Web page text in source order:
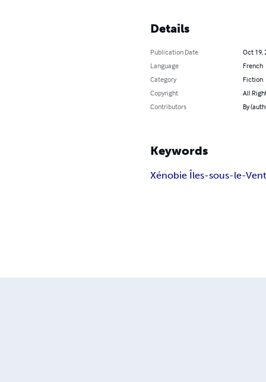
Details
Publication Date
Oct 19,
Language
French
Category
Fiction
Copyright
All
Contributors
By
Keywords
Xénobie Îles-sous-le-